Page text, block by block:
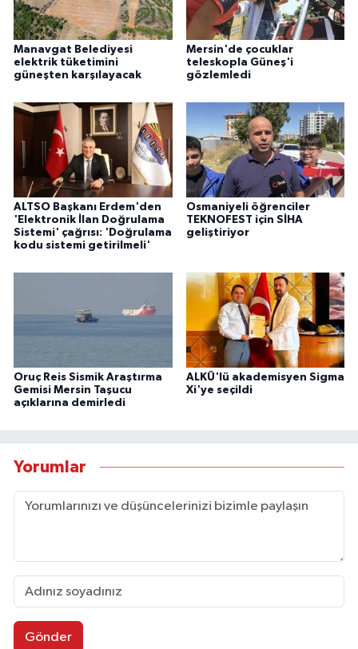
Manavgat Belediyesi
elektrik tüketimini
güneşten karşılayacak
Mersin'de çocuklar
teleskopla Güneş'i
gözlemledi
ALTSO Başkanı Erdem'den
'Elektronik İlan Doğrulama
Sistemi' çağrısı: 'Doğrulama
kodu sistemi getirilmeli'
Osmaniyeli öğrenciler
TEKNOFEST için SİHA
geliştiriyor
Oruç Reis Sismik Araştırma
Gemisi Mersin Taşucu
açıklarına demirledi
ALKÜ'lü akademisyen Sigma
Xi'ye seçildi
Yorumlar
Gönder